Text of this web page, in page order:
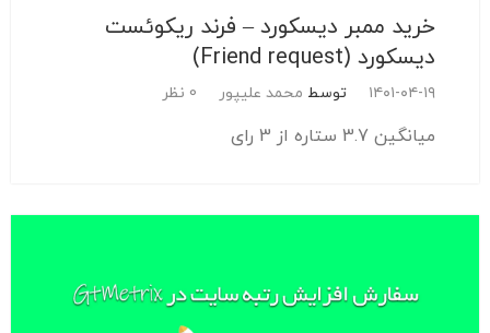
خرید ممبر دیسکورد – فرند ریکوئست
دیسکورد (Friend request)
۱۴۰۱-۰۴-۱۹ توسط محمد علیپور 0 نظر
میانگین 3.7 ستاره از 3 رای